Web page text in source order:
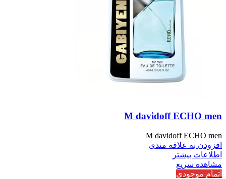
M davidoff ECHO men
M davidoff ECHO men
افزودن به علاقه مندی
اطلاعات بیشتر
مشاهده سریع
اتمام موجودی